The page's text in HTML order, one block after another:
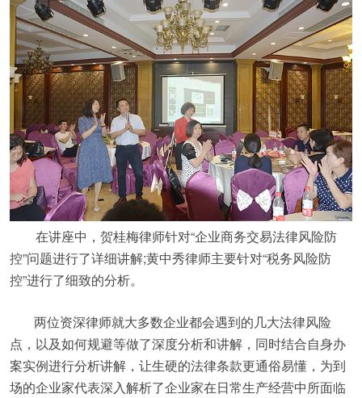
在讲座中，贺桂梅律师针对“企业商务交易法律风险防
控”问题进行了详细讲解;黄中秀律师主要针对“税务风险防
控”进行了细致的分析。
两位资深律师就大多数企业都会遇到的几大法律风险
点，以及如何规避等做了深度分析和讲解，同时结合自身办
案实例进行分析讲解，让生硬的法律条款更通俗易懂，为到
场的企业家代表深入解析了企业家在日常生产经营中所面临